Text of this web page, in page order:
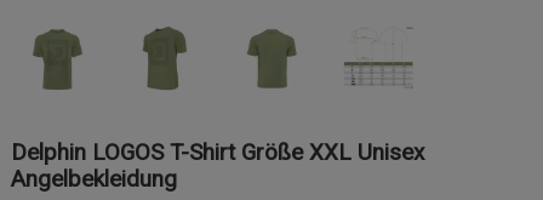
Delphin LOGOS T-Shirt Größe XXL Unisex
Angelbekleidung